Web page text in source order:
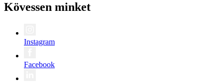
Kövessen minket
Instagram
Facebook